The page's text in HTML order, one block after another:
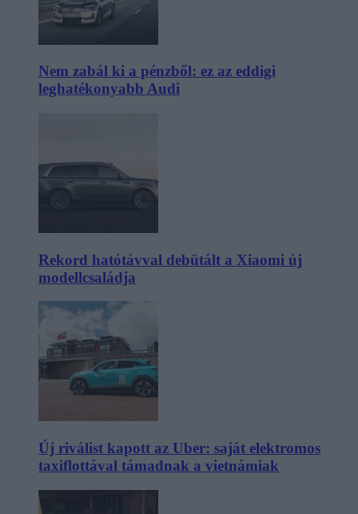
Nem zabál ki a pénzből: ez az eddigi
leghatékonyabb Audi
Rekord hatótávval debütált a Xiaomi új
modellcsaládja
Új riválist kapott az Uber: saját elektromos
taxiflottával támadnak a vietnámiak